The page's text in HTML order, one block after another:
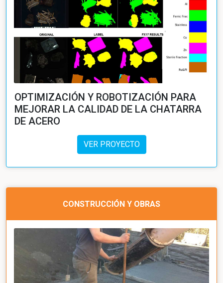
OPTIMIZACIÓN Y ROBOTIZACIÓN PARA
MEJORAR LA CALIDAD DE LA CHATARRA
DE ACERO
VER PROYECTO
CONSTRUCCIÓN Y OBRAS